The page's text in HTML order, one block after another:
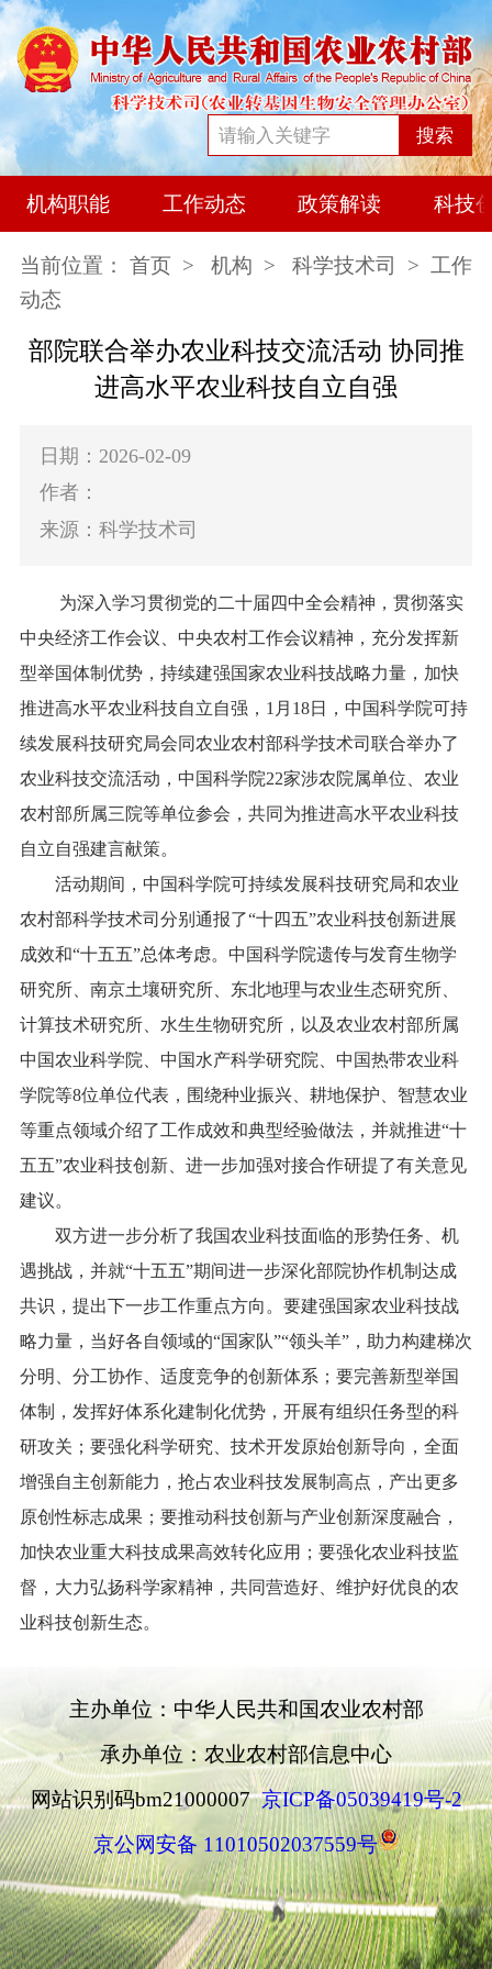
搜索
机构职能 工作动态 政策解读 科技
当前位置： 首页 > 机构 > 科学技术司
> 工作
动态
部院联合举办农业科技交流活动 协同推
进高水平农业科技自立自强
日期：2026-02-09
作者：
来源：科学技术司
为深入学习贯彻党的二十届四中全会精神，贯彻落实
中央经济工作会议、中央农村工作会议精神，充分发挥新
型举国体制优势，持续建强国家农业科技战略力量，加快
推进高水平农业科技自立自强，1月18日，中国科学院可持
续发展科技研究局会同农业农村部科学技术司联合举办了
农业科技交流活动，中国科学院22家涉农院属单位、农业
农村部所属三院等单位参会，共同为推进高水平农业科技
自立自强建言献策。
活动期间，中国科学院可持续发展科技研究局和农业
农村部科学技术司分别通报了“十四五”农业科技创新进展
成效和“十五五”总体考虑。中国科学院遗传与发育生物学
研究所、南京土壤研究所、东北地理与农业生态研究所、
计算技术研究所、水生生物研究所，以及农业农村部所属
中国农业科学院、中国水产科学研究院、中国热带农业科
学院等8位单位代表，围绕种业振兴、耕地保护、智慧农业
等重点领域介绍了工作成效和典型经验做法，并就推进“十
五五”农业科技创新、进一步加强对接合作研提了有关意见
建议。
双方进一步分析了我国农业科技面临的形势任务、机
遇挑战，并就“十五五”期间进一步深化部院协作机制达成
共识，提出下一步工作重点方向。要建强国家农业科技战
略力量，当好各自领域的“国家队”“领头羊”，助力构建梯次
分明、分工协作、适度竞争的创新体系；要完善新型举国
体制，发挥好体系化建制化优势，开展有组织任务型的科
研攻关；要强化科学研究、技术开发原始创新导向，全面
增强自主创新能力，抢占农业科技发展制高点，产出更多
原创性标志成果；要推动科技创新与产业创新深度融合，
加快农业重大科技成果高效转化应用；要强化农业科技监
督，大力弘扬科学家精神，共同营造好、维护好优良的农
业科技创新生态。
主办单位：中华人民共和国农业农村部
承办单位：农业农村部信息中心
网站识别码bm21000007京ICP备05039419号-2
京公网安备 11010502037559号